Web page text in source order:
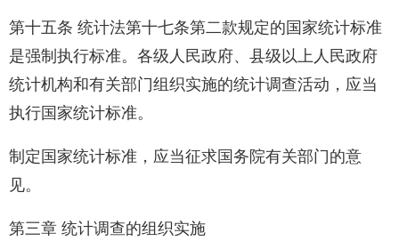
第十五条 统计法第十七条第二款规定的国家统计标准
是强制执行标准。各级人民政府、县级以上人民政府
统计机构和有关部门组织实施的统计调查活动，应当
执行国家统计标准。
制定国家统计标准，应当征求国务院有关部门的意
见。
第三章 统计调查的组织实施